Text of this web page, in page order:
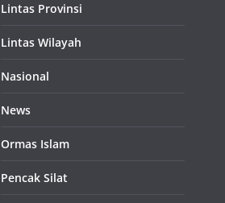
Lintas Provinsi
Lintas Wilayah
Nasional
News
Ormas Islam
Pencak Silat